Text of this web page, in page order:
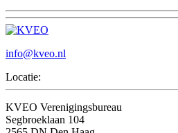
info@kveo.nl
Locatie:
KVEO Verenigingsbureau
Segbroeklaan 104